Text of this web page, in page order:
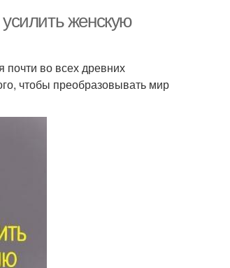
женскую
во всех древних
чтобы преобразовывать мир